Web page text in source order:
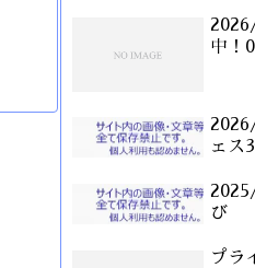
中！
ェス
び
プラ